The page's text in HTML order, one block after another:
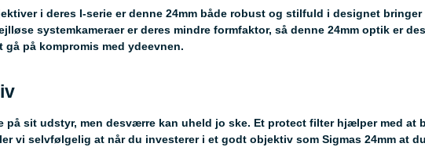
i deres I-serie er denne 24mm både robust og stilfuld i designet
systemkameraer er deres mindre formfaktor, så denne 24mm optik er
gå på kompromis med ydeevnen.
på sit udstyr, men desværre kan uheld jo ske. Et protect filter hjælper med
vi selvfølgelig at når du investerer i et godt objektiv som Sigmas 24mm at